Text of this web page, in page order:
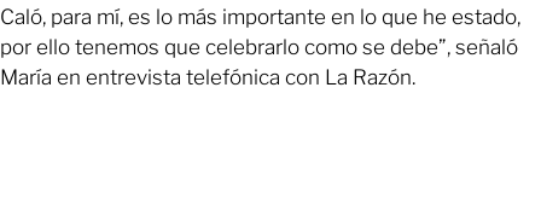
Caló, para mí, es lo más importante en lo que he estado,
por ello tenemos que celebrarlo como se debe”, señaló
María en entrevista telefónica con La Razón.